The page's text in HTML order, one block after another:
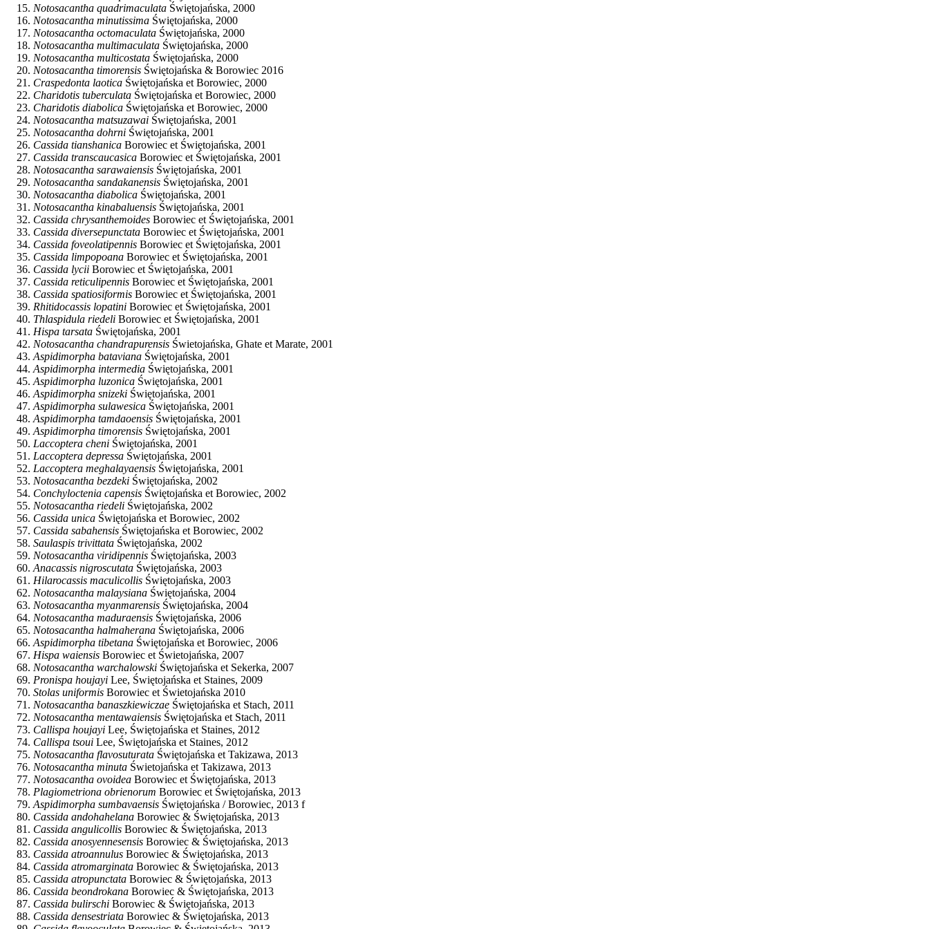
Notosacantha quadrimaculata Świętojańska, 2000
Notosacantha minutissima Świętojańska, 2000
Notosacantha octomaculata Świętojańska, 2000
Notosacantha multimaculata Świętojańska, 2000
Notosacantha multicostata Świętojańska, 2000
Notosacantha timorensis Świętojańska & Borowiec 2016
Craspedonta laotica Świętojańska et Borowiec, 2000
Charidotis tuberculata Świętojańska et Borowiec, 2000
Charidotis diabolica Świętojańska et Borowiec, 2000
Notosacantha matsuzawai Świętojańska, 2001
Notosacantha dohrni Świętojańska, 2001
Cassida tianshanica Borowiec et Świętojańska, 2001
Cassida transcaucasica Borowiec et Świętojańska, 2001
Notosacantha sarawaiensis Świętojańska, 2001
Notosacantha sandakanensis Świętojańska, 2001
Notosacantha diabolica Świętojańska, 2001
Notosacantha kinabaluensis Świętojańska, 2001
Cassida chrysanthemoides Borowiec et Świętojańska, 2001
Cassida diversepunctata Borowiec et Świętojańska, 2001
Cassida foveolatipennis Borowiec et Świętojańska, 2001
Cassida limpopoana Borowiec et Świętojańska, 2001
Cassida lycii Borowiec et Świętojańska, 2001
Cassida reticulipennis Borowiec et Świętojańska, 2001
Cassida spatiosiformis Borowiec et Świętojańska, 2001
Rhitidocassis lopatini Borowiec et Świętojańska, 2001
Thlaspidula riedeli Borowiec et Świętojańska, 2001
Hispa tarsata Świętojańska, 2001
Notosacantha chandrapurensis Świetojańska, Ghate et Marate, 2001
Aspidimorpha bataviana Świętojańska, 2001
Aspidimorpha intermedia Świętojańska, 2001
Aspidimorpha luzonica Świętojańska, 2001
Aspidimorpha snizeki Świętojańska, 2001
Aspidimorpha sulawesica Świętojańska, 2001
Aspidimorpha tamdaoensis Świętojańska, 2001
Aspidimorpha timorensis Świętojańska, 2001
Laccoptera cheni Świętojańska, 2001
Laccoptera depressa Świętojańska, 2001
Laccoptera meghalayaensis Świętojańska, 2001
Notosacantha bezdeki Świętojańska, 2002
Conchyloctenia capensis Świętojańska et Borowiec, 2002
Notosacantha riedeli Świętojańska, 2002
Cassida unica Świętojańska et Borowiec, 2002
Cassida sabahensis Świętojańska et Borowiec, 2002
Saulaspis trivittata Świętojańska, 2002
Notosacantha viridipennis Świętojańska, 2003
Anacassis nigroscutata Świętojańska, 2003
Hilarocassis maculicollis Świętojańska, 2003
Notosacantha malaysiana Świętojańska, 2004
Notosacantha myanmarensis Świętojańska, 2004
Notosacantha maduraensis Świętojańska, 2006
Notosacantha halmaherana Świętojańska, 2006
Aspidimorpha tibetana Świętojańska et Borowiec, 2006
Hispa waiensis Borowiec et Świetojańska, 2007
Notosacantha warchalowski Świętojańska et Sekerka, 2007
Pronispa houjayi Lee, Świętojańska et Staines, 2009
Stolas uniformis Borowiec et Świetojańska 2010
Notosacantha banaszkiewiczae Świętojańska et Stach, 2011
Notosacantha mentawaiensis Świętojańska et Stach, 2011
Callispa houjayi Lee, Świętojańska et Staines, 2012
Callispa tsoui Lee, Świętojańska et Staines, 2012
Notosacantha flavosuturata Świętojańska et Takizawa, 2013
Notosacantha minuta Świetojańska et Takizawa, 2013
Notosacantha ovoidea Borowiec et Świętojańska, 2013
Plagiometriona obrienorum Borowiec et Świętojańska, 2013
Aspidimorpha sumbavaensis Świętojańska / Borowiec, 2013 f
Cassida andohahelana Borowiec & Świętojańska, 2013
Cassida angulicollis Borowiec & Świętojańska, 2013
Cassida anosyennesensis Borowiec & Świętojańska, 2013
Cassida atroannulus Borowiec & Świętojańska, 2013
Cassida atromarginata Borowiec & Świętojańska, 2013
Cassida atropunctata Borowiec & Świętojańska, 2013
Cassida beondrokana Borowiec & Świętojańska, 2013
Cassida bulirschi Borowiec & Świętojańska, 2013
Cassida densestriata Borowiec & Świętojańska, 2013